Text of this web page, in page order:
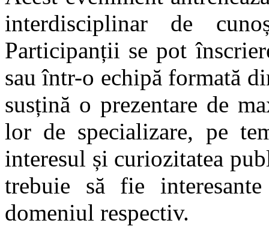
interdisciplinar de
Participanții se pot
sau într-o echipă formată
susțină o prezentare de
lor de specializare, pe
interesul și curiozitatea
trebuie să fie
domeniul respectiv.